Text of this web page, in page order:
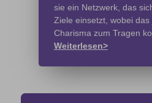
sie ein Netzwerk, das
Ziele einsetzt, wobei das
Charisma zum Tragen
Weiterlesen>